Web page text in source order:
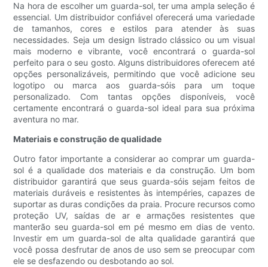
Na hora de escolher um guarda-sol, ter uma ampla seleção é
essencial. Um distribuidor confiável oferecerá uma variedade
de tamanhos, cores e estilos para atender às suas
necessidades. Seja um design listrado clássico ou um visual
mais moderno e vibrante, você encontrará o guarda-sol
perfeito para o seu gosto. Alguns distribuidores oferecem até
opções personalizáveis, permitindo que você adicione seu
logotipo ou marca aos guarda-sóis para um toque
personalizado. Com tantas opções disponíveis, você
certamente encontrará o guarda-sol ideal para sua próxima
aventura no mar.
Materiais e construção de qualidade
Outro fator importante a considerar ao comprar um guarda-
sol é a qualidade dos materiais e da construção. Um bom
distribuidor garantirá que seus guarda-sóis sejam feitos de
materiais duráveis ​​e resistentes às intempéries, capazes de
suportar as duras condições da praia. Procure recursos como
proteção UV, saídas de ar e armações resistentes que
manterão seu guarda-sol em pé mesmo em dias de vento.
Investir em um guarda-sol de alta qualidade garantirá que
você possa desfrutar de anos de uso sem se preocupar com
ele se desfazendo ou desbotando ao sol.